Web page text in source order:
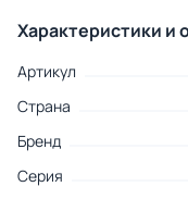
Характеристики и
Артикул
Страна
Бренд
Серия